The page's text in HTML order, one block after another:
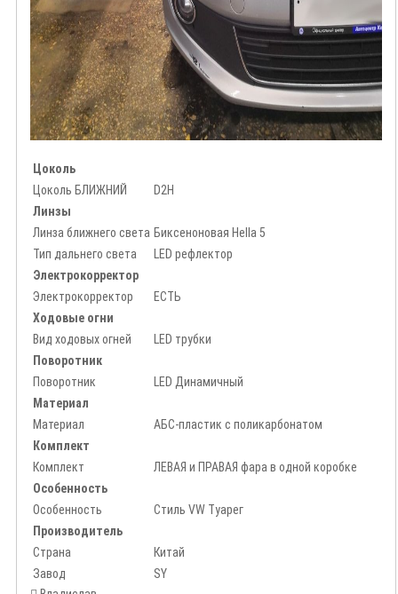
Цоколь
Цоколь БЛИЖНИЙ
D2H
Линзы
Линза ближнего света Биксеноновая Hella 5
Тип дальнего света
LED рефлектор
Электрокорректор
Электрокорректор
ЕСТЬ
Ходовые огни
Вид ходовых огней
LED трубки
Поворотник
Поворотник
LED Динамичный
Материал
Материал
АБС-пластик с поликарбонатом
Комплект
Комплект
ЛЕВАЯ и ПРАВАЯ фара в одной коробке
Особенность
Особенность
Стиль VW Туарег
Производитель
Страна
Китай
Завод
SY